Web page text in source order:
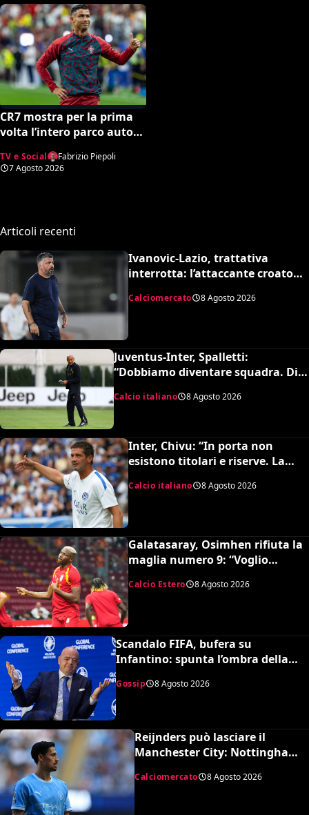
CR7 mostra per la prima
volta l’intero parco auto
esperti stimano il valore
complessivo ed è da urlo
TV e Social
Fabrizio Piepoli
7 Agosto 2026
Articoli recenti
Ivanovic-Lazio, trattativa
interrotta: l’attaccante croato
Calciomercato 8 Agosto 2026
Juventus-Inter, Spalletti:
“Dobbiamo diventare squadra. Di
Gregorio? Cose che possono
capitare”
Calcio italiano 8 Agosto 2026
Inter, Chivu: “In porta non
esistono titolari e riserve. La
Calcio italiano 8 Agosto 2026
Galatasaray, Osimhen rifiuta la
maglia numero 9: “Voglio
Calcio Estero 8 Agosto 2026
Scandalo FIFA, bufera su
Infantino: spunta l’ombra della
UEFA
Gossip 8 Agosto 2026
Reijnders può lasciare il
Manchester City: Nottingham
Calciomercato 8 Agosto 2026